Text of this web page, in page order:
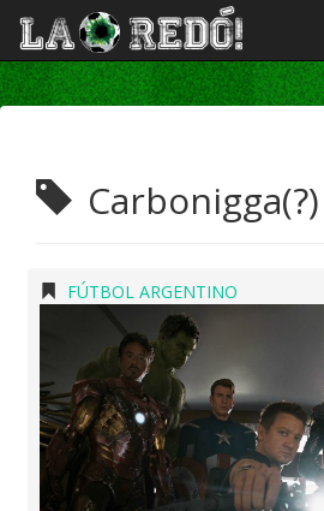
Carbonigga(?)
FÚTBOL ARGENTINO